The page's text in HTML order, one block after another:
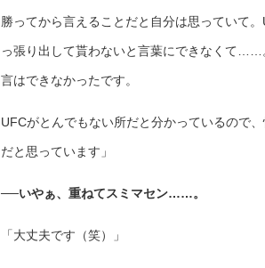
勝ってから言えることだと自分は思っていて
っ張り出して貰わないと言葉にできなくて
言はできなかったです。
UFCがとんでもない所だと分かっているので
だと思っています」
──いやぁ、重ねてスミマセン……。
「大丈夫です（笑）」